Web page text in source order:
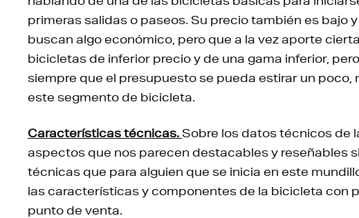
primeras salidas o paseos. Su precio también es bajo
buscan algo económico, pero que a la vez aporte
bicicletas de inferior precio y de una gama inferior,
siempre que el presupuesto se pueda estirar un poco,
este segmento de bicicleta.
Características técnicas.Sobre los datos técnicos de
aspectos que nos parecen destacables y reseñables
técnicas que para alguien que se inicia en este
las características y componentes de la bicicleta con
punto de venta.